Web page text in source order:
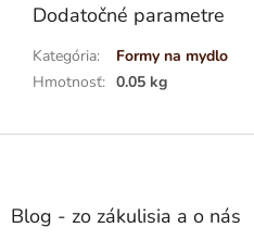
Dodatočné parametre
Kategória:
Formy na mydlo
Hmotnosť: 0.05 kg
Z
Blog - zo zákulisia a o nás